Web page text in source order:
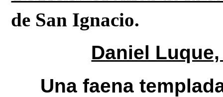
de San Ignacio.
Daniel
Una faena